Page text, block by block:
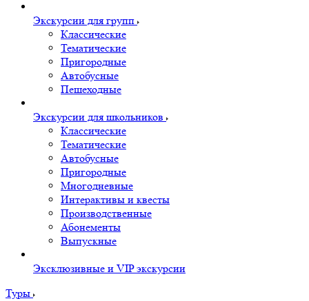
Экскурсии для групп
Классические
Тематические
Пригородные
Автобусные
Пешеходные
Экскурсии для школьников
Классические
Тематические
Автобусные
Пригородные
Многодневные
Интерактивы и квесты
Производственные
Абонементы
Выпускные
Эксклюзивные и VIP экскурсии
Туры